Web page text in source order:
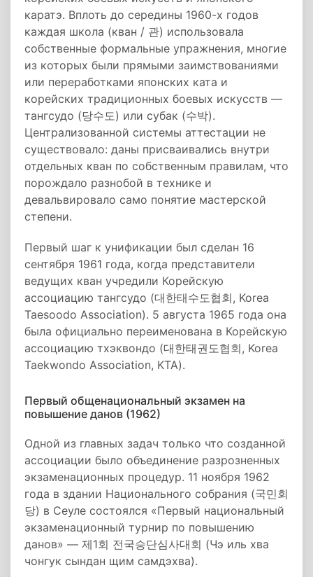
каратэ. Вплоть до середины 1960-х годов
каждая школа (кван / 관) использовала
собственные формальные упражнения, многие
из которых были прямыми заимствованиями
или переработками японских ката и
корейских традиционных боевых искусств —
тангсудо (당수도) или субак (수박).
Централизованной системы аттестации не
существовало: даны присваивались внутри
отдельных кван по собственным правилам, что
порождало разнобой в технике и
девальвировало само понятие мастерской
степени.
Первый шаг к унификации был сделан 16
сентября 1961 года, когда представители
ведущих кван учредили Корейскую
ассоциацию тангсудо (대한태수도협회, Korea
Taesoodo Association). 5 августа 1965 года она
была официально переименована в Корейскую
ассоциацию тхэквондо (대한태권도협회, Korea
Taekwondo Association, KTA).
Первый общенациональный экзамен на
повышение данов (1962)
Одной из главных задач только что созданной
ассоциации было объединение разрозненных
экзаменационных процедур. 11 ноября 1962
года в здании Национального собрания (국민회
당) в Сеуле состоялся «Первый национальный
экзаменационный турнир по повышению
данов» — 제1회 전국승단심사대회 (Чэ иль хва
чонгук сындан щим самдэхва).